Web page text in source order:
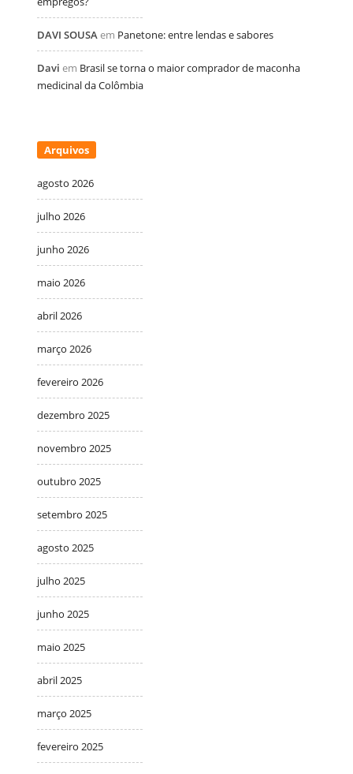
DAVI SOUSA em Panetone: entre lendas e sabores
Davi em Brasil se torna o maior comprador de maconha
medicinal da Colômbia
Arquivos
agosto 2026
julho 2026
junho 2026
maio 2026
abril 2026
março 2026
fevereiro 2026
dezembro 2025
novembro 2025
outubro 2025
setembro 2025
agosto 2025
julho 2025
junho 2025
maio 2025
abril 2025
março 2025
fevereiro 2025